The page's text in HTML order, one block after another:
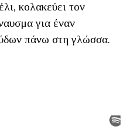
κολακεύει τον
για έναν
πάνω στη γλώσσα.